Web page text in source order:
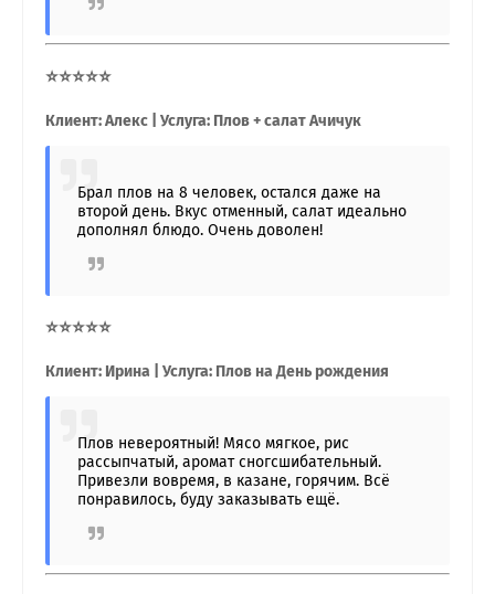
⭐⭐⭐⭐⭐
Клиент: Алекс | Услуга: Плов + салат Ачичук
Брал плов на 8 человек, остался даже на
второй день. Вкус отменный, салат идеально
дополнял блюдо. Очень доволен!
⭐⭐⭐⭐⭐
Клиент: Ирина | Услуга: Плов на День рождения
Плов невероятный! Мясо мягкое, рис
рассыпчатый, аромат сногсшибательный.
Привезли вовремя, в казане, горячим. Всё
понравилось, буду заказывать ещё.